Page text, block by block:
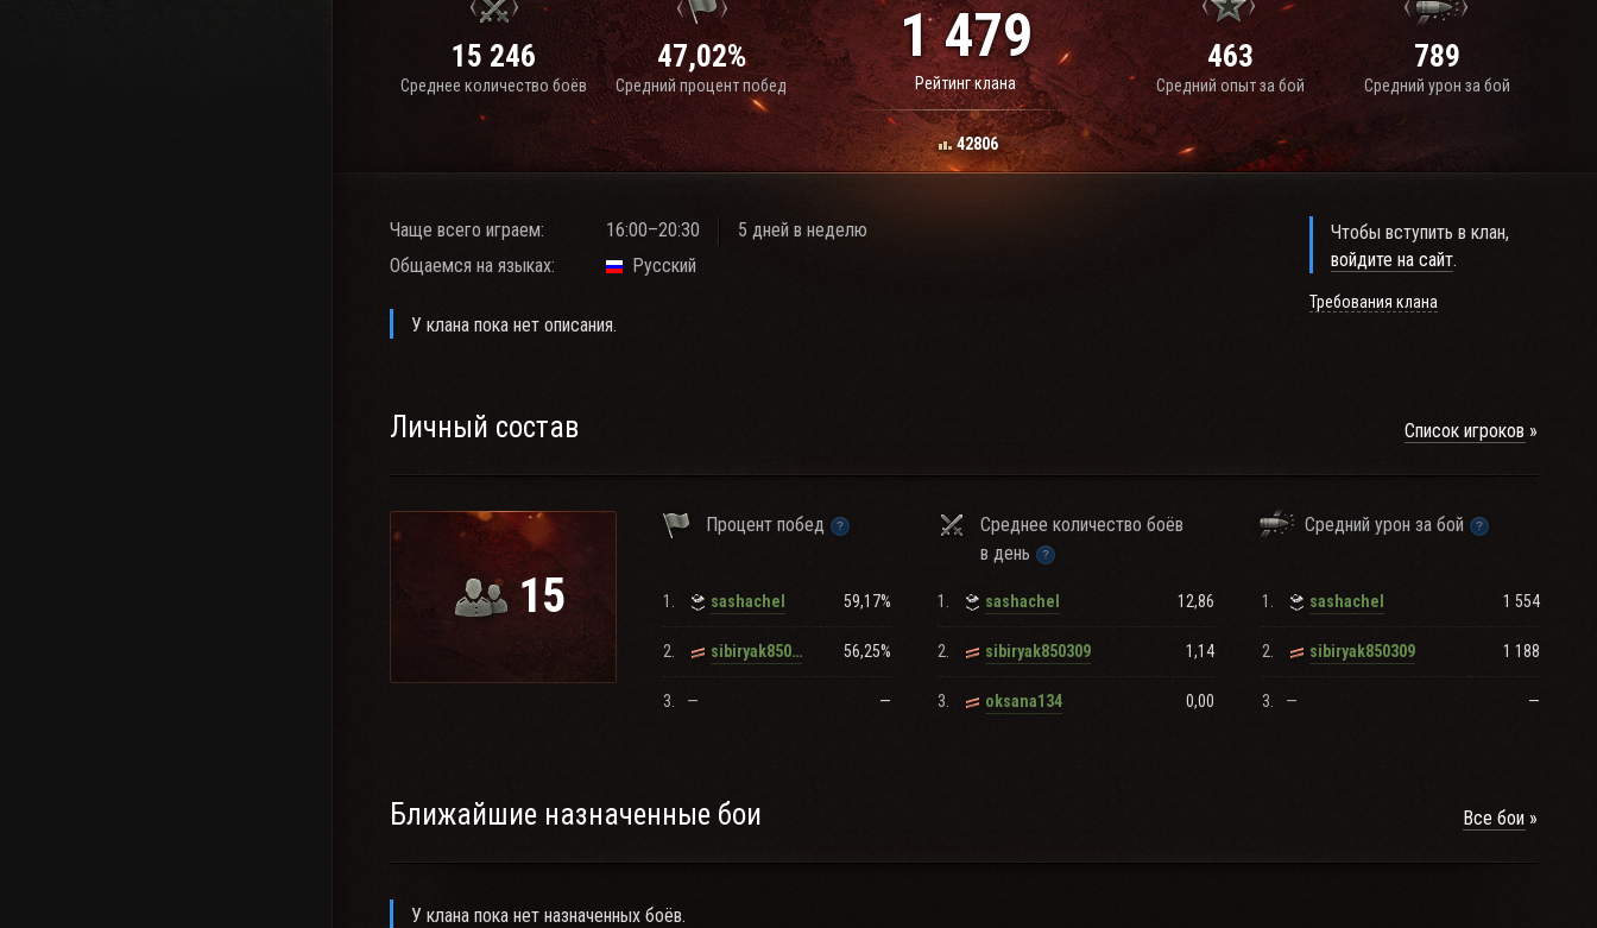
15 246
Среднее количество боёв
47,02%
Средний процент побед
1 479
Рейтинг клана
42806
463
Средний опыт за бой
789
Средний урон за бой
Чаще всего играем: 16:00–20:30
5 дней в неделю
Общаемся на языках:
Русский
У клана пока нет описания.
Чтобы вступить в клан,
войдите на сайт.
Требования клана
Личный состав Список игроков
15
Процент побед
Среднее количество боёв
в день
Средний урон за бой
1. sashachel 59,17%
2. sibiryak850309 56,25%
3. — —
1. sashachel 12,86
2. sibiryak850309 1,14
3. oksana134 0,00
1. sashachel 1 554
2. sibiryak850309 1 188
3. — —
Ближайшие назначенные бои Все бои
У клана пока нет назначенных боёв.